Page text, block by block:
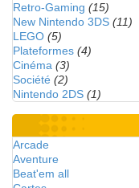
Retro-Gaming (15)
New Nintendo 3DS (11)
LEGO (5)
Plateformes (4)
Cinéma (3)
Société (2)
Nintendo 2DS (1)
Arcade
Aventure
Beat'em all